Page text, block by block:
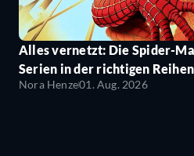
Alles vernetzt: Die Spider-
Serien in der richtigen
Nora Henze01. Aug. 2026